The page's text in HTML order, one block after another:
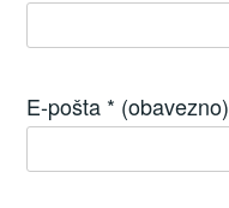
E-pošta * (obavezno)